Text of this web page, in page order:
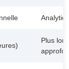
Plus